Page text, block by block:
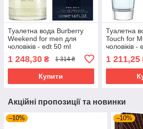
Туалетна вода Burberry
Weekend for men для
чоловіків - edt 50 ml
1 248,30 ₴ 1 314 ₴
Купити
Туалетна
Touch for
чоловіків
1 211,25
Акційні пропозиції та новинки
–10% –10%